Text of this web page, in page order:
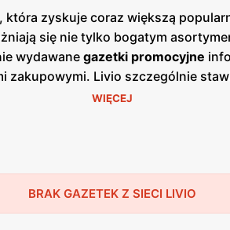
zyskuje coraz większą
się nie tylko bogatym
wydawane gazetki promocyjne
zakupowymi. Livio szczególnie
zdrowych i lokalnych
zakupy są szybkie i przyjemne.
zdobywa coraz większe grono
w ochronę środowiska.
klienci, którzy dbają o
WIĘCEJ
BRAK GAZETEK Z SIECI LIVIO